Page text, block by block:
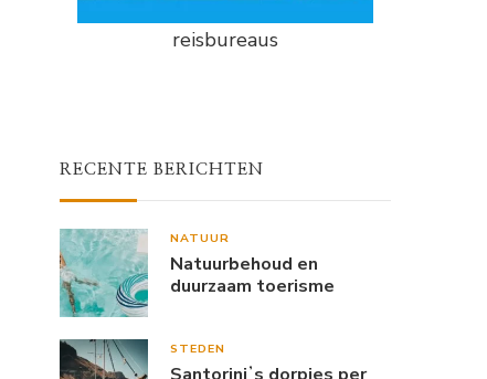
reisbureaus
RECENTE BERICHTEN
NATUUR
Natuurbehoud en
duurzaam toerisme
STEDEN